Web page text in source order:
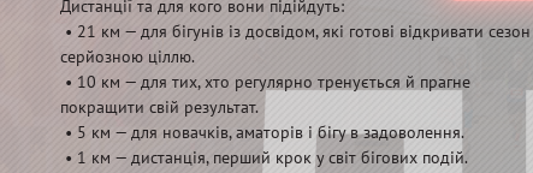
Дистанції та для кого вони підійдуть:
• 21 км — для бігунів із досвідом, які готові відкривати сезон
серйозною ціллю.
• 10 км — для тих, хто регулярно тренується й прагне
покращити свій результат.
• 5 км — для новачків, аматорів і бігу в задоволення.
• 1 км — дистанція, перший крок у світ бігових подій.